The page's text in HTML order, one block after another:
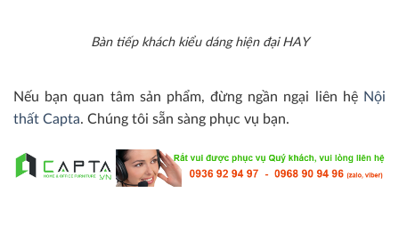
Bàn tiếp khách kiểu dáng hiện đại HAY
Nếu bạn quan tâm sản phẩm, đừng ngần ngại liên hệ Nội
thất Capta. Chúng tôi sẵn sàng phục vụ bạn.